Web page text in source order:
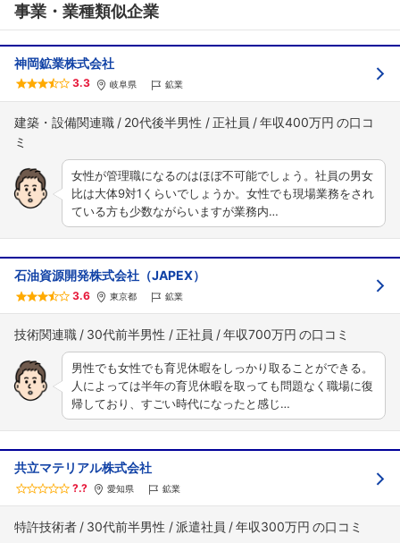
事業・業種類似企業
神岡鉱業株式会社
3.3 岐阜県 鉱業
建築・設備関連職 20代後半男性 正社員 年収400万円
女性が管理職になるのはほぼ不可能でしょう。社員の男女
比は大体9対1くらいでしょうか。女性でも現場業務をされ
ている方も少数ながらいますが業務内…
石油資源開発株式会社（JAPEX）
3.6 東京都 鉱業
技術関連職 30代前半男性 正社員 年収700万円
男性でも女性でも育児休暇をしっかり取ることができる。
人によっては半年の育児休暇を取っても問題なく職場に復
帰しており、すごい時代になったと感じ…
共立マテリアル株式会社
?.? 愛知県 鉱業
特許技術者 30代前半男性 派遣社員 年収300万円